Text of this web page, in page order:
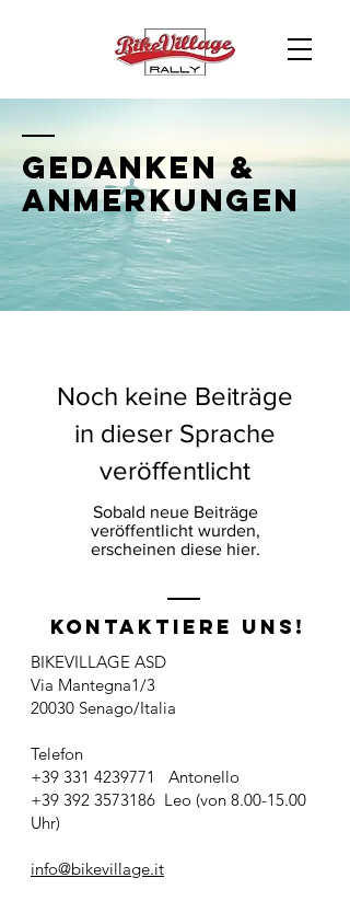
GEDANKEN &
ANMERKUNGEN
Noch keine Beiträge
in dieser Sprache
veröffentlicht
Sobald neue Beiträge
veröffentlicht wurden,
erscheinen diese hier.
KONTAKTIERE UNS!
BIKEVILLAGE ASD
Via Mantegna1/3
20030 Senago/Italia
Telefon
+39 331 4239771
Antonello
+39 392 3573186 Leo (von 8.00-15.00
Uhr)
info@bikevillage.it